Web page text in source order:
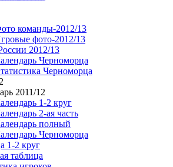
команды-2012/13
фото-2012/13
2012/13
Черноморца
Черноморца
2011/12
1-2 круг
2-ая часть
полный
Черноморца
1-2 круг
таблица